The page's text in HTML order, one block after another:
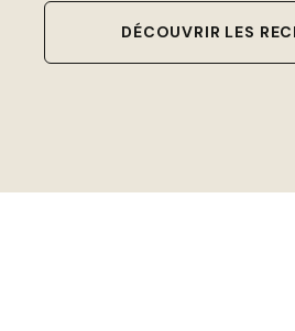
DÉCOUVRIR LES